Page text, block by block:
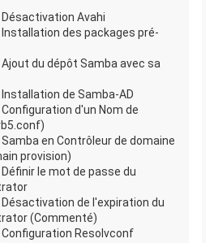
Désactivation Avahi
Installation des packages pré-
Ajout du dépôt Samba avec sa
Installation de Samba-AD
d'un Nom de
Samba en Contrôleur de domaine
provision)
Définir le mot de passe du
Désactivation de l'expiration du
(Commenté)
Configuration Resolvconf